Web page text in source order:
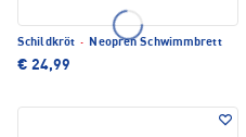
Schildkröt · Neopren Schwimmbrett
€ 24,99